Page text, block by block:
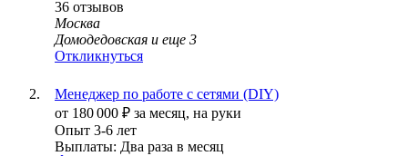
36 отзывов
Москва
Домодедовская и еще 3
Откликнуться
Менеджер по работе с сетями (DIY)
от 180 000 ₽ за месяц, на руки
Опыт 3-6 лет
Выплаты: Два раза в месяц